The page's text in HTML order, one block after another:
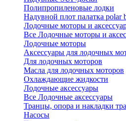
Полипропиленовые лодки
Надувной плот палатка polar
Лодочные моторы и
Все Лодочные моторы и
Лодочные моторы
Аксессуары для лодочных
Для лодочных моторов
Масла для лодочных моторов
Охлаждающие жидкости
Лодочные аксессуары
Все Лодочные аксессуары
Транцы, опора и накладки
Насосы